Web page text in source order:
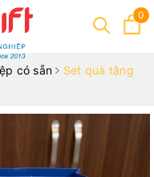
0
có sẵn
Set quà tặng